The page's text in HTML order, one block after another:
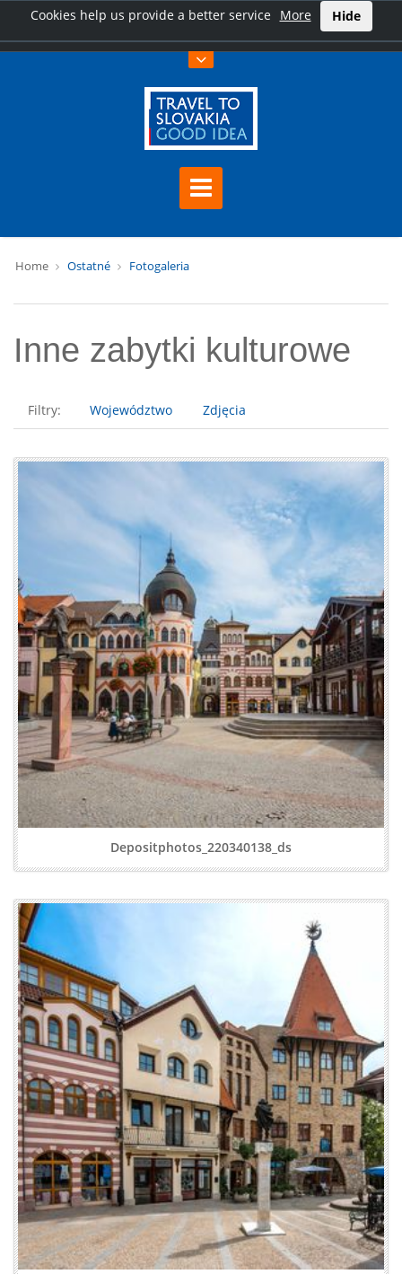
Cookies help us provide a better service More Hide
Home Ostatné Fotogaleria
Inne zabytki kulturowe
Filtry: Województwo Zdjęcia
Depositphotos_220340138_ds